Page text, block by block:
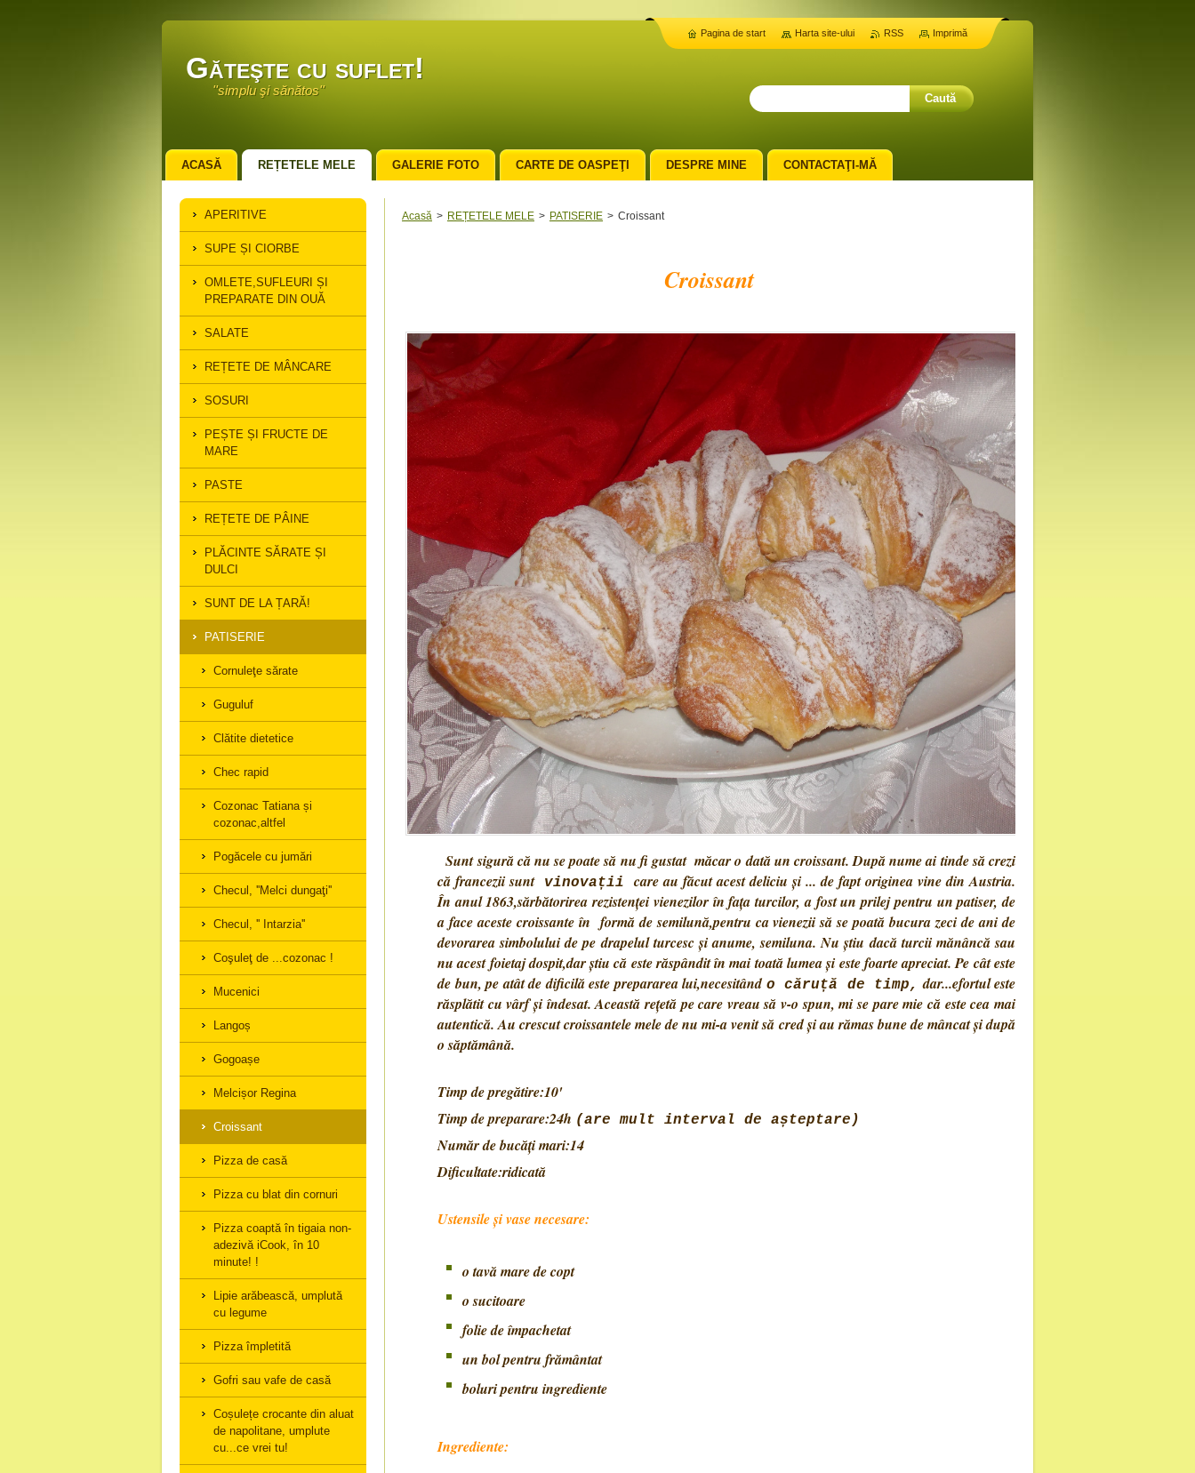
Găteşte cu suflet!
''simplu şi sănătos''
Acasă > REȚETELE MELE > PATISERIE > Croissant
Croissant
Sunt sigură că nu se poate să nu fi gustat măcar o dată un croissant. După nume ai tinde să crezi
că francezii suntvinovații care au făcut acest deliciu și ... de fapt originea vine din Austria.
În anul 1863,sărbătorirea rezistenței vienezilor în fața turcilor, a fost un prilej pentru un patiser, de
a face aceste croissante în formă de semilună,pentru ca vienezii să se poată bucura zeci de ani de
devorarea simbolului de pe drapelul turcesc și anume, semiluna. Nu știu dacă turcii mănâncă sau
nu acest foietaj dospit,dar știu că este răspândit în mai toată lumea și este foarte apreciat. Pe cât este
de bun, pe atât de dificilă este prepararea lui,necesitând o căruță de timp, dar...efortul este
răsplătit cu vârf și îndesat. Această rețetă pe care vreau să v-o spun, mi se pare mie că este cea mai
autentică. Au crescut croissantele mele de nu mi-a venit să cred și au rămas bune de mâncat și după
o săptămână.
Timp de pregătire:10'
Timp de preparare:24h (are mult interval de așteptare)
Număr de bucăți mari:14
Dificultate:ridicată
Ustensile și vase necesare:
o tavă mare de copt
o sucitoare
folie de împachetat
un bol pentru frământat
boluri pentru ingrediente
Ingrediente:
APERITIVE
SUPE ȘI CIORBE
OMLETE,SUFLEURI ȘI
PREPARATE DIN OUĂ
SALATE
REȚETE DE MÂNCARE
SOSURI
PEȘTE ȘI FRUCTE DE
MARE
PASTE
REȚETE DE PÂINE
PLĂCINTE SĂRATE ȘI
DULCI
SUNT DE LA ȚARĂ!
PATISERIE
Cornuleţe sărate
Guguluf
Clătite dietetice
Chec rapid
Cozonac Tatiana și
cozonac,altfel
Pogăcele cu jumări
Checul, ''Melci dungaţi''
Checul, '' Intarzia''
Coşuleţ de ...cozonac !
Mucenici
Langoș
Gogoașe
Melcișor Regina
Croissant
Pizza de casă
Pizza cu blat din cornuri
Pizza coaptă în tigaia non-
adezivă iCook, în 10
minute! !
Lipie arăbească, umplută
cu legume
Pizza împletită
Gofri sau vafe de casă
Coșulețe crocante din aluat
de napolitane, umplute
cu...ce vrei tu!
ACASĂ REȚETELE MELE GALERIE FOTO CARTE DE OASPEŢI DESPRE MINE CONTACTAŢI-MĂ
Pagina de start Harta site-ului RSS Imprimă